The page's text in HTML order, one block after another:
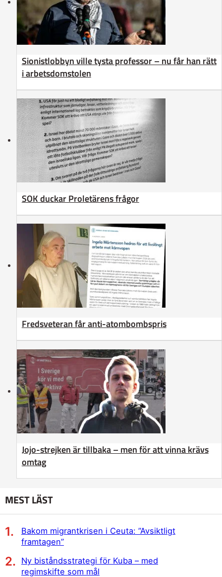
Sionistlobbyn ville tysta professor – nu får han rätt
i arbetsdomstolen
SOK duckar Proletärens frågor
Fredsveteran får anti-atombombspris
Jojo-strejken är tillbaka – men för att vinna krävs
omtag
MEST LÄST
Bakom migrantkrisen i Ceuta: ”Avsiktligt
framtagen”
Ny biståndsstrategi för Kuba – med
regimskifte som mål